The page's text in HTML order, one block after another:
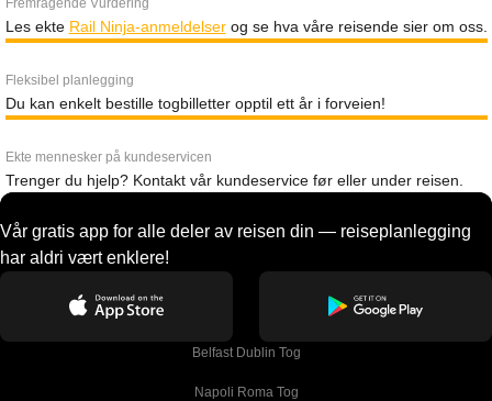
Fremragende Vurdering
Les ekte Rail Ninja-anmeldelserog se hva våre reisende sier om oss.
Fleksibel planlegging
Du kan enkelt bestille togbilletter opptil ett år i forveien!
Ekte mennesker på kundeservicen
Trenger du hjelp? Kontakt vår kundeservice før eller under reisen.
Vår gratis app for alle deler av reisen din — reiseplanlegging
har aldri vært enklere!
Belfast Dublin Tog
Napoli Roma Tog